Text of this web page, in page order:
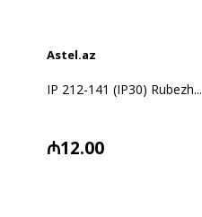
Astel.az
IP 212-141 (IP30) Rubezh...
₼12.00